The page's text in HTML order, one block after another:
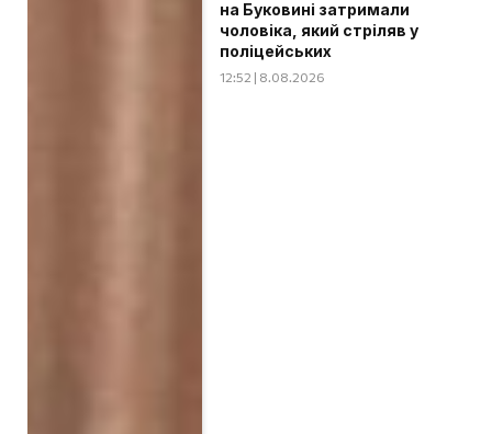
на Буковині затримали
чоловіка, який стріляв у
поліцейських
12:52 | 8.08.2026